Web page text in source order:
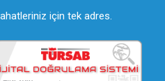
için tek adres.